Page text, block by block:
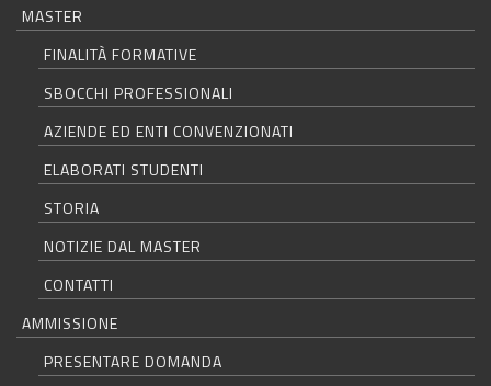
MASTER
FINALITÀ FORMATIVE
SBOCCHI PROFESSIONALI
AZIENDE ED ENTI CONVENZIONATI
ELABORATI STUDENTI
STORIA
NOTIZIE DAL MASTER
CONTATTI
AMMISSIONE
PRESENTARE DOMANDA